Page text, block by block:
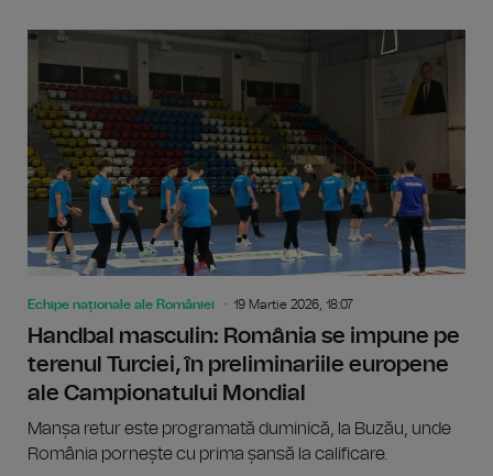
Echipe naționale ale României 19 Martie 2026, 18:07
Handbal masculin: România se impune pe
terenul Turciei, în preliminariile europene
ale Campionatului Mondial
Manșa retur este programată duminică, la Buzău, unde
România pornește cu prima șansă la calificare.